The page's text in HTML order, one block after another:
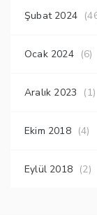
Şubat 2024
Ocak 2024 (6)
Aralık 2023 (1)
Ekim 2018 (4)
Eylül 2018 (2)